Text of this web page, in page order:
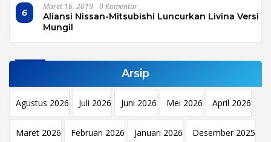
6
Maret 16, 2019 0 Komentar
Aliansi Nissan-Mitsubishi Luncurkan Livina Versi
Mungil
Arsip
Agustus 2026 Juli 2026 Juni 2026 Mei 2026 April 2026
Maret 2026 Februari 2026 Januari 2026 Desember 2025